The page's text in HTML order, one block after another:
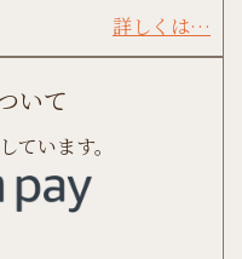
詳しくは…
いて
います。